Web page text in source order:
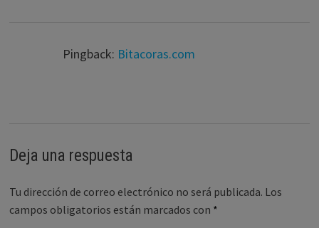
Pingback: Bitacoras.com
Deja una respuesta
Tu dirección de correo electrónico no será publicada. Los
campos obligatorios están marcados con *